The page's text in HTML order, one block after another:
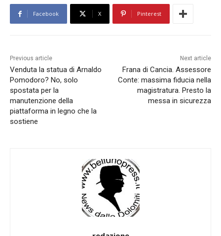
Facebook X Pinterest
Previous article
Venduta la statua di Arnaldo
Pomodoro? No, solo
spostata per la
manutenzione della
piattaforma in legno che la
sostiene
Next article
Frana di Cancia. Assessore
Conte: massima fiducia nella
magistratura. Presto la
messa in sicurezza